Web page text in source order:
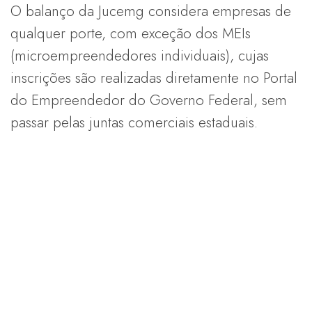
O balanço da Jucemg considera empresas de
qualquer porte, com exceção dos MEIs
(microempreendedores individuais), cujas
inscrições são realizadas diretamente no Portal
do Empreendedor do Governo Federal, sem
passar pelas juntas comerciais estaduais.